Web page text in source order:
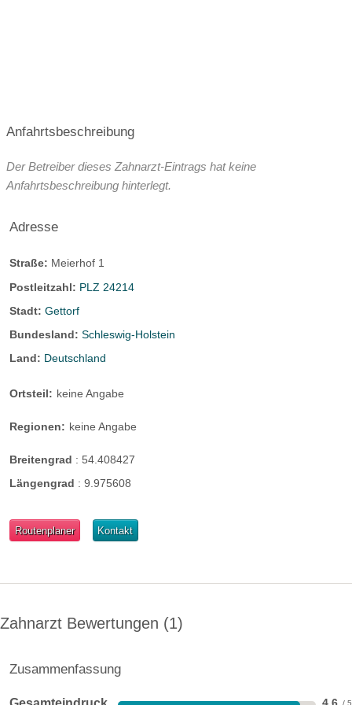
Anfahrtsbeschreibung
Der Betreiber dieses Zahnarzt-Eintrags hat keine
Anfahrtsbeschreibung hinterlegt.
Adresse
Straße: Meierhof 1
Postleitzahl: PLZ 24214
Stadt: Gettorf
Bundesland: Schleswig-Holstein
Land: Deutschland
Ortsteil: keine Angabe
Regionen: keine Angabe
Breitengrad : 54.408427
Längengrad : 9.975608
Routenplaner Kontakt
Zahnarzt Bewertungen 1
Zusammenfassung